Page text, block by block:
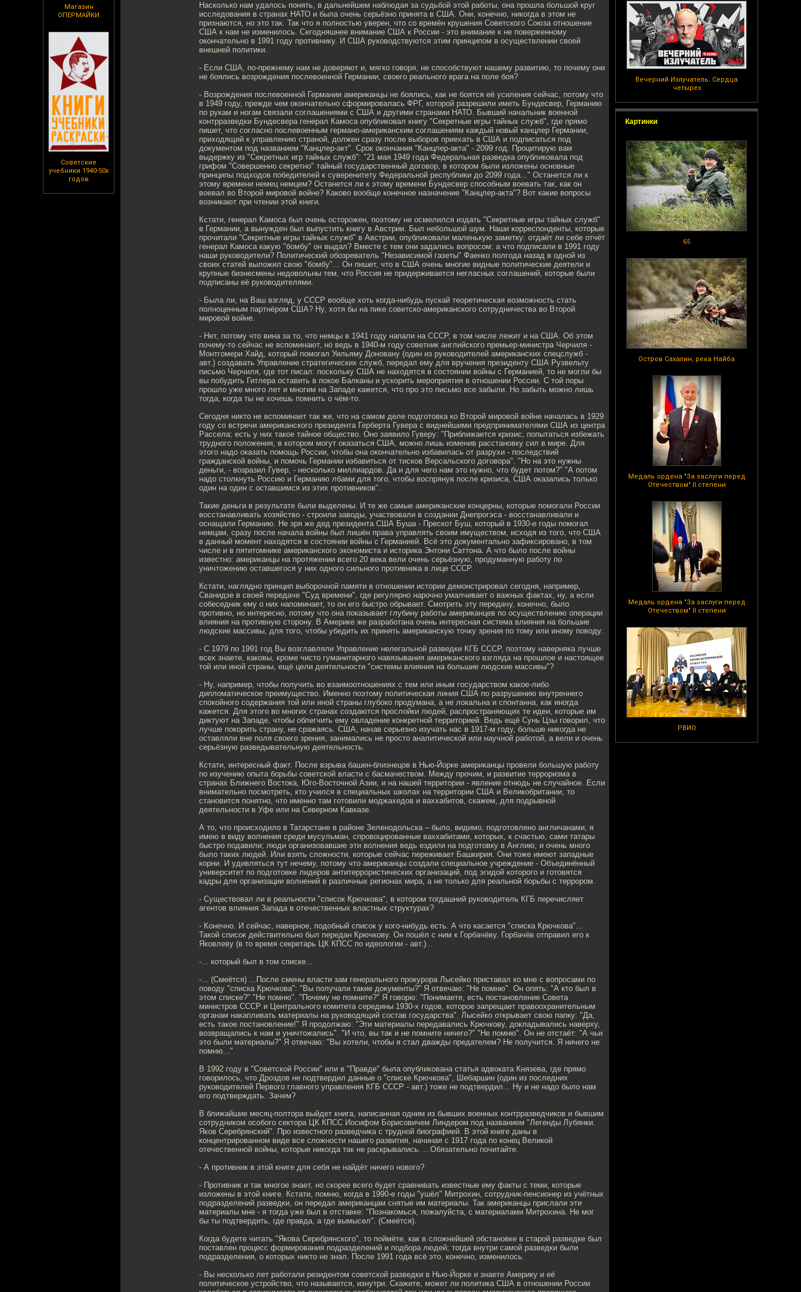
Магазин
ОПЕРМАЙКИ
Советские
учебники 1940-50х
годов
Вечерний Излучатель: Сердца
четырех
Картинки
65
Остров Сахалин, река Найба
Медаль ордена "За заслуги перед
Отечеством" II степени
Медаль ордена "За заслуги перед
Отечеством" II степени
РВИО
Насколько нам удалось понять, в дальнейшем наблюдая за судьбой этой работы, она прошла большой круг
исследования в странах НАТО и была очень серьёзно принята в США. Они, конечно, никогда в этом не
признаются, но это так. Так что я полностью уверен, что со времён крушения Советского Союза отношение
США к нам не изменилось. Сегодняшнее внимание США к России - это внимание к не поверженному
окончательно в 1991 году противнику. И США руководствуются этим принципом в осуществлении своей
внешней политики.
- Если США, по-прежнему нам не доверяют и, мягко говоря, не способствуют нашему развитию, то почему они
не боялись возрождения послевоенной Германии, своего реального врага на поле боя?
- Возрождения послевоенной Германии американцы не боялись, как не боятся её усиления сейчас, потому что
в 1949 году, прежде чем окончательно сформировалась ФРГ, которой разрешили иметь Бундесвер, Германию
по рукам и ногам связали соглашениями с США и другими странами НАТО. Бывший начальник военной
контрразведки Бундесвера генерал Камоса опубликовал книгу "Секретные игры тайных служб", где прямо
пишет, что согласно послевоенным германо-американским соглашениям каждый новый канцлер Германии,
приходящий к управлению страной, должен сразу после выборов приехать в США и подписаться под
документом под названием "Канцлер-акт". Срок окончания "Канцлер-акта" - 2099 год. Процитирую вам
выдержку из "Секретных игр тайных служб": "21 мая 1949 года Федеральная разведка опубликовала под
грифом "Совершенно секретно" тайный государственный договор, в котором были изложены основные
принципы подходов победителей к суверенитету Федеральной республики до 2099 года..." Останется ли к
этому времени немец немцем? Останется ли к этому времени Бундесвер способным воевать так, как он
воевал во Второй мировой войне? Каково вообще конечное назначение "Канцлер-акта"? Вот какие вопросы
возникают при чтении этой книги.
Кстати, генерал Камоса был очень осторожен, поэтому не осмелился издать "Секретные игры тайных служб"
в Германии, а вынужден был выпустить книгу в Австрии. Был небольшой шум. Наши корреспонденты, которые
прочитали "Секретные игры тайных служб" в Австрии, опубликовали маленькую заметку: отдаёт ли себе отчёт
генерал Камоса какую "бомбу" он выдал? Вместе с тем они задались вопросом: а что подписали в 1991 году
наши руководители? Политический обозреватель "Независимой газеты" Фаенко полгода назад в одной из
своих статей выложил свою "бомбу"... Он пишет, что в США очень многие видные политические деятели и
крупные бизнесмены недовольны тем, что Россия не придерживается негласных соглашений, которые были
подписаны её руководителями.
- Была ли, на Ваш взгляд, у СССР вообще хоть когда-нибудь пускай теоретическая возможность стать
полноценным партнёром США? Ну, хотя бы на пике советско-американского сотрудничества во Второй
мировой войне.
- Нет, потому что вина за то, что немцы в 1941 году напали на СССР, в том числе лежит и на США. Об этом
почему-то сейчас не вспоминают, но ведь в 1940-м году советник английского премьер-министра Черчиля -
Монтгомери Хайд, который помогал Уильяму Доновану (один из руководителей американских спецслужб -
авт.) создавать Управление стратегических служб, передал ему для вручения президенту США Рузвельту
письмо Черчиля, где тот писал: поскольку США не находятся в состоянии войны с Германией, то не могли бы
вы побудить Гитлера оставить в покое Балканы и ускорить мероприятия в отношении России. С той поры
прошло уже много лет и многим на Западе кажется, что про это письмо все забыли. Но забыть можно лишь
тогда, когда ты не хочешь помнить о чём-то.
Сегодня никто не вспоминает так же, что на самом деле подготовка ко Второй мировой войне началась в 1929
году со встречи американского президента Герберта Гувера с виднейшими предпринимателями США из центра
Рассела; есть у них такое тайное общество. Оно заявило Гуверу: "Приближается кризис, попытаться избежать
трудного положения, в котором могут оказаться США, можно лишь изменив расстановку сил в мире. Для
этого надо оказать помощь России, чтобы она окончательно избавилась от разрухи - последствий
гражданской войны, и помочь Германии избавиться от тисков Версальского договора". "Но на это нужны
деньги, - возразил Гувер, - несколько миллиардов. Да и для чего нам это нужно, что будет потом?" "А потом
надо столкнуть Россию и Германию лбами для того, чтобы воспрянув после кризиса, США оказались только
один на один с оставшимся из этих противников".
Такие деньги в результате были выделены. И те же самые американские концерны, которые помогали России
восстанавливать хозяйство - строили заводы, участвовали в создании Днепрогэса - восстанавливали и
оснащали Германию. Не зря же дед президента США Буша - Прескот Буш, который в 1930-е годы помогал
немцам, сразу после начала войны был лишён права управлять своим имуществом, исходя из того, что США
в данный момент находятся в состоянии войны с Германией. Всё это документально зафиксировано, в том
числе и в пятитомнике американского экономиста и историка Энтони Саттона. А что было после войны
известно: американцы на протяжении всего 20 века вели очень серьёзную, продуманную работу по
уничтожению оставшегося у них одного сильного противника в лице СССР.
Кстати, наглядно принцип выборочной памяти в отношении истории демонстрировал сегодня, например,
Сванидзе в своей передаче "Суд времени", где регулярно нарочно умалчивает о важных фактах, ну, а если
собеседник ему о них напоминает, то он его быстро обрывает. Смотреть эту передачу, конечно, было
противно, но интересно, потому что она показывает глубину работы американцев по осуществлению операции
влияния на противную сторону. В Америке же разработана очень интересная система влияния на большие
людские массивы, для того, чтобы убедить их принять американскую точку зрения по тому или иному поводу.
- С 1979 по 1991 год Вы возглавляли Управление нелегальной разведки КГБ СССР, поэтому наверняка лучше
всех знаете, каковы, кроме чисто гуманитарного навязывания американского взгляда на прошлое и настоящее
той или иной страны, ещё цели деятельности "системы влияния на большие людские массивы"?
- Ну, например, чтобы получить во взаимоотношениях с тем или иным государством какое-либо
дипломатическое преимущество. Именно поэтому политическая линия США по разрушению внутреннего
спокойного содержания той или иной страны глубоко продумана, а не локальна и спонтанна, как иногда
кажется. Для этого во многих странах создаются прослойки людей, распространяющих те идеи, которые им
диктуют на Западе, чтобы облегчить ему овладение конкретной территорией. Ведь ещё Сунь Цзы говорил, что
лучше покорить страну, не сражаясь. США, начав серьезно изучать нас в 1917-м году, больше никогда не
оставляли вне поля своего зрения, занимались не просто аналитической или научной работой, а вели и очень
серьёзную разведывательную деятельность.
Кстати, интересный факт. После взрыва башен-близнецов в Нью-Йорке американцы провели большую работу
по изучению опыта борьбы советской власти с басмачеством. Между прочим, и развитие терроризма в
странах Ближнего Востока, Юго-Восточной Азии, и на нашей территории - явление отнюдь не случайное. Если
внимательно посмотреть, кто учился в специальных школах на территории США и Великобритании, то
становится понятно, что именно там готовили моджахедов и ваххабитов, скажем, для подрывной
деятельности в Уфе или на Северном Кавказе.
А то, что происходило в Татарстане в районе Зеленодольска – было, видимо, подготовлено англичанами, я
имею в виду волнения среди мусульман, спровоцированные ваххабитами, которых, к счастью, сами татары
быстро подавили; люди организовавшие эти волнения ведь ездили на подготовку в Англию, и очень много
было таких людей. Или взять сложности, которые сейчас переживает Башкирия. Они тоже имеют западные
корни. И удивляться тут нечему, потому что американцы создали специальное учреждение - Объединённый
университет по подготовке лидеров антитеррористических организаций, под эгидой которого и готовятся
кадры для организации волнений в различных регионах мира, а не только для реальной борьбы с террором.
- Существовал ли в реальности "список Крючкова", в котором тогдашний руководитель КГБ перечисляет
агентов влияния Запада в отечественных властных структурах?
- Конечно. И сейчас, наверное, подобный список у кого-нибудь есть. А что касается "списка Крючкова"...
Такой список действительно был передан Крючкову. Он пошёл с ним к Горбачёву. Горбачёв отправил его к
Яковлеву (в то время секретарь ЦК КПСС по идеологии - авт.)...
-... который был в том списке...
-... (Смеётся) ...После смены власти зам генерального прокурора Лысейко приставал ко мне с вопросами по
поводу "списка Крючкова": "Вы получали такие документы?" Я отвечаю: "Не помню". Он опять: "А кто был в
этом списке?" "Не помню". "Почему не помните?" Я говорю: "Понимаете, есть постановление Совета
министров СССР и Центрального комитета середины 1930-х годов, которое запрещает правоохранительным
органам накапливать материалы на руководящий состав государства". Лысейко открывает свою папку: "Да,
есть такое постановление!" Я продолжаю: "Эти материалы передавались Крючкову, докладывались наверху,
возвращались к нам и уничтожались". "И что, вы так и не помните ничего?" "Не помню". Он не отстаёт: "А чьи
это были материалы?" Я отвечаю: "Вы хотели, чтобы я стал дважды предателем? Не получится. Я ничего не
помню..."
В 1992 году в "Советской России" или в "Правде" была опубликована статья адвоката Князева, где прямо
говорилось, что Дроздов не подтвердил данные о "списке Крючкова", Шебаршин (один из последних
руководителей Первого главного управления КГБ СССР - авт.) тоже не подтвердил... Ну и не надо было нам
его подтверждать. Зачем?
В ближайшие месяц-полтора выйдет книга, написанная одним из бывших военных контрразведчиков и бывшим
сотрудником особого сектора ЦК КПСС Иосифом Борисовичем Линдером под названием "Легенды Лубянки.
Яков Серебрянский". Про известного разведчика с трудной биографией. В этой книге даны в
концентрированном виде все сложности нашего развития, начиная с 1917 года по конец Великой
отечественной войны, которые никогда так не раскрывались. ...Обязательно почитайте.
- А противник в этой книге для себя не найдёт ничего нового?
- Противник и так многое знает, но скорее всего будет сравнивать известные ему факты с теми, которые
изложены в этой книге. Кстати, помню, когда в 1990-е годы "ушёл" Митрохин, сотрудник-пенсионер из учётных
подразделений разведки, он передал американцам снятые им материалы. Так американцы прислали эти
материалы мне - я тогда уже был в отставке: "Познакомься, пожалуйста, с материалами Митрохина. Не мог
бы ты подтвердить, где правда, а где вымысел". (Смеётся).
Когда будете читать "Якова Серебрянского", то поймёте, как в сложнейшей обстановке в старой разведке был
поставлен процесс формирования подразделений и подбора людей; тогда внутри самой разведки были
подразделения, о которых никто не знал. После 1991 года всё это, конечно, изменилось.
- Вы несколько лет работали резидентом советской разведки в Нью-Йорке и знаете Америку и её
политическое устройство, что называется, изнутри. Скажите, может ли политика США в отношении России